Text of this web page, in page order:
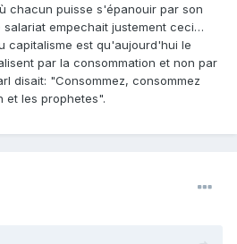
chacun puisse s'épanouir par son
salariat empechait justement ceci…
capitalisme est qu'aujourd'hui le
par la consommation et non par
disait: "Consommez, consommez
et les prophetes".